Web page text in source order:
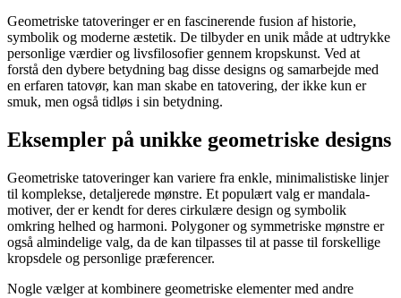
Geometriske tatoveringer er en fascinerende fusion af historie,
symbolik og moderne æstetik. De tilbyder en unik måde at udtrykke
personlige værdier og livsfilosofier gennem kropskunst. Ved at
forstå den dybere betydning bag disse designs og samarbejde med
en erfaren tatovør, kan man skabe en tatovering, der ikke kun er
smuk, men også tidløs i sin betydning.
Eksempler på unikke geometriske designs
Geometriske tatoveringer kan variere fra enkle, minimalistiske linjer
til komplekse, detaljerede mønstre. Et populært valg er mandala-
motiver, der er kendt for deres cirkulære design og symbolik
omkring helhed og harmoni. Polygoner og symmetriske mønstre er
også almindelige valg, da de kan tilpasses til at passe til forskellige
kropsdele og personlige præferencer.
Nogle vælger at kombinere geometriske elementer med andre